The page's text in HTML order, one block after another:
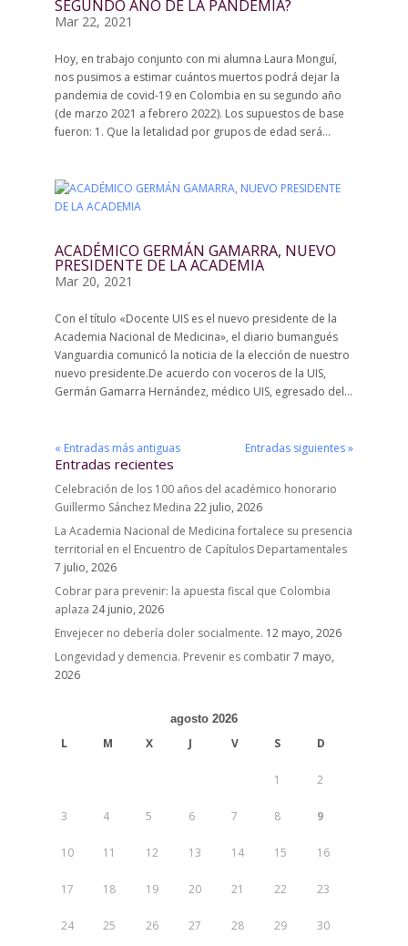
SEGUNDO AÑO DE LA PANDEMIA?
Mar 22, 2021
Hoy, en trabajo conjunto con mi alumna Laura Monguí,
nos pusimos a estimar cuántos muertos podrá dejar la
pandemia de covid-19 en Colombia en su segundo año
(de marzo 2021 a febrero 2022). Los supuestos de base
fueron: 1. Que la letalidad por grupos de edad será...
ACADÉMICO GERMÁN GAMARRA, NUEVO
PRESIDENTE DE LA ACADEMIA
Mar 20, 2021
Con el título «Docente UIS es el nuevo presidente de la
Academia Nacional de Medicina», el diario bumangués
Vanguardia comunicó la noticia de la elección de nuestro
nuevo presidente.De acuerdo con voceros de la UIS,
Germán Gamarra Hernández, médico UIS, egresado del...
« Entradas más antiguas Entradas siguientes »
Entradas recientes
Celebración de los 100 años del académico honorario
Guillermo Sánchez Medina 22 julio, 2026
La Academia Nacional de Medicina fortalece su presencia
territorial en el Encuentro de Capítulos Departamentales
7 julio, 2026
Cobrar para prevenir: la apuesta fiscal que Colombia
aplaza 24 junio, 2026
Envejecer no debería doler socialmente. 12 mayo, 2026
Longevidad y demencia. Prevenir es combatir7 mayo,
2026
agosto 2026
L M X J V S D
1 2
3 4 5 6 7 8 9
10 11 12 13 14 15 16
17 18 19 20 21 22 23
24 25 26 27 28 29 30